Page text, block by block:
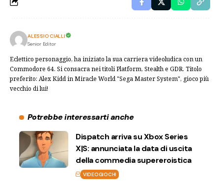
ALESSIO CIALLI
Senior Editor
Eclettico personaggio, ha iniziato la sua carriera videoludica con un
Commodore 64. Si consacra nei titoli Platform, Stealth e GDR. Titolo
preferito: Alex Kidd in Miracle World "Sega Master System", gioco più
vecchio di lui!
Potrebbe interessarti anche
Dispatch arriva su Xbox Series
X|S: annunciata la data di uscita
della commedia supereroistica
VIDEOGIOCHI